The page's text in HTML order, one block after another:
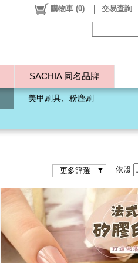
SACHIA 同名品牌
購物車 (0) 交易查詢
美甲刷具、粉塵刷
更多篩選 依照